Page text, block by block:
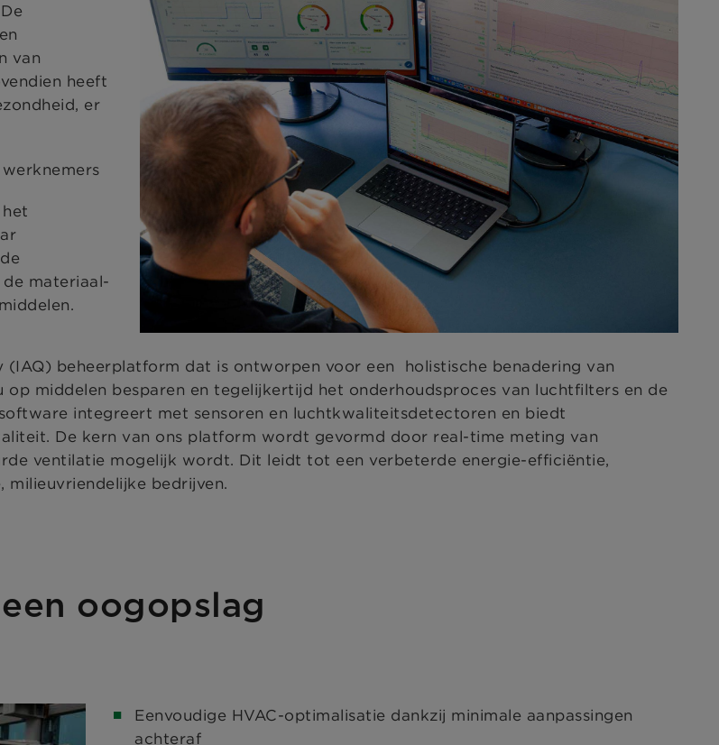
van
heeft
er
materiaal-
beheerplatform dat is ontworpen voor een holistische benadering van
middelen besparen en tegelijkertijd het onderhoudsproces van luchtfilters en de
integreert met sensoren en luchtkwaliteitsdetectoren en biedt
De kern van ons platform wordt gevormd door real-time meting van
ventilatie mogelijk wordt. Dit leidt tot een verbeterde energie-efficiëntie,
bedrijven.
oogopslag
Eenvoudige HVAC-optimalisatie dankzij minimale aanpassingen
achteraf